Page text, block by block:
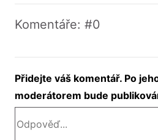
Komentáře: #0
Přidejte váš komentář. Po
moderátorem bude